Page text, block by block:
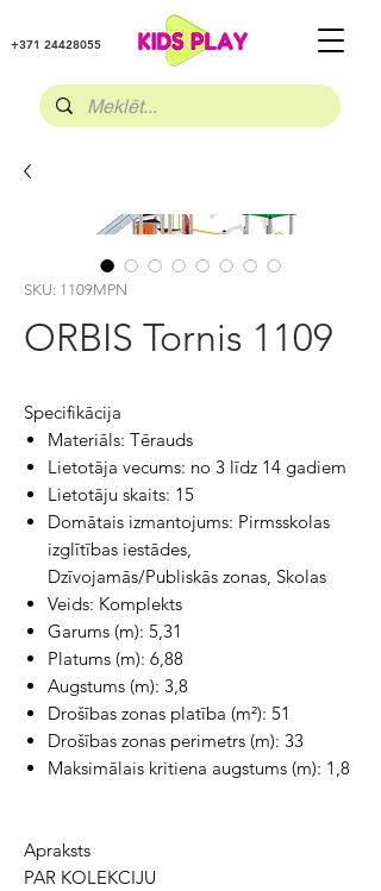
+371 24428055
SKU: 1109MPN
ORBIS Tornis 1109
Specifikācija
Materiāls: Tērauds
Lietotāja vecums: no 3 līdz 14 gadiem
Lietotāju skaits: 15
Domātais izmantojums: Pirmsskolas
izglītības iestādes,
Dzīvojamās/Publiskās zonas, Skolas
Veids: Komplekts
Garums (m): 5,31
Platums (m): 6,88
Augstums (m): 3,8
Drošības zonas platība (m²): 51
Drošības zonas perimetrs (m): 33
Maksimālais kritiena augstums (m): 1,8
Apraksts
PAR KOLEKCIJU